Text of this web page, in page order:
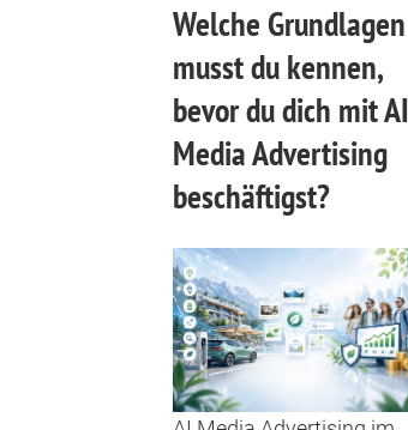
Welche Grundlagen
musst du kennen,
bevor du dich mit AI
Media Advertising
beschäftigst?